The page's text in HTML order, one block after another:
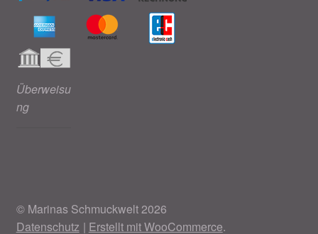
Überweisu
ng
© Marinas Schmuckwelt 2026
Datenschutz
Erstellt mit WooCommerce.